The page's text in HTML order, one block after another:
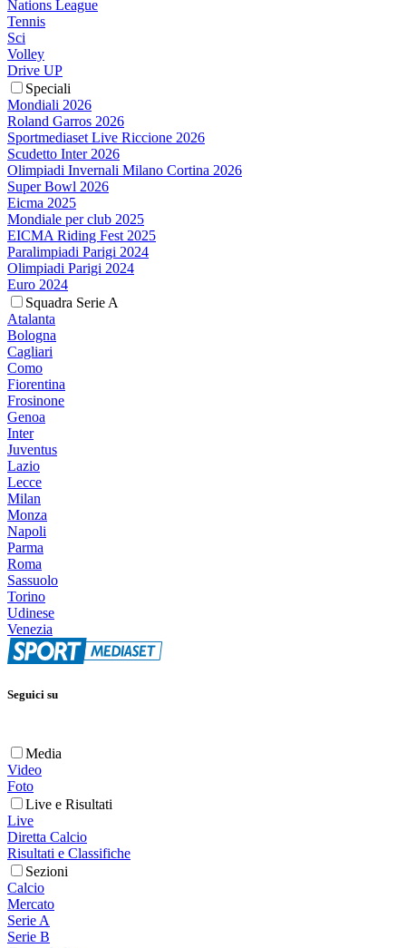
Nations League
Tennis
Sci
Volley
Drive UP
Speciali
Mondiali 2026
Roland Garros 2026
Sportmediaset Live Riccione 2026
Scudetto Inter 2026
Olimpiadi Invernali Milano Cortina 2026
Super Bowl 2026
Eicma 2025
Mondiale per club 2025
EICMA Riding Fest 2025
Paralimpiadi Parigi 2024
Olimpiadi Parigi 2024
Euro 2024
Squadra Serie A
Atalanta
Bologna
Cagliari
Como
Fiorentina
Frosinone
Genoa
Inter
Juventus
Lazio
Lecce
Milan
Monza
Napoli
Parma
Roma
Sassuolo
Torino
Udinese
Venezia
Seguici su
Media
Video
Foto
Live e Risultati
Live
Diretta Calcio
Risultati e Classifiche
Sezioni
Calcio
Mercato
Serie A
Serie B